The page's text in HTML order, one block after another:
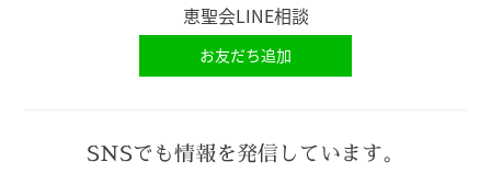
恵聖会LINE相談
お友だち追加
SNSでも情報を発信しています。